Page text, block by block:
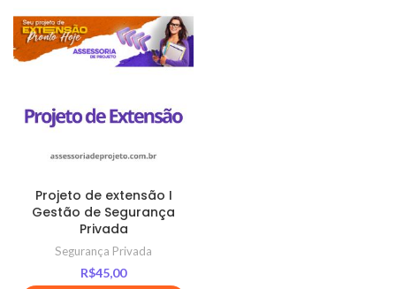
Projeto de extensão I
Gestão de Segurança
Privada
Segurança Privada
R$45,00